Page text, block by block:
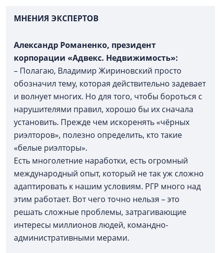
МНЕНИЯ ЭКСПЕРТОВ
Александр Романенко, президент
корпорации «Адвекс. Недвижимость»:
– Полагаю, Владимир Жириновский просто
обозначил тему, которая действительно задевает
и волнует многих. Но для того, чтобы бороться с
нарушителями правил, хорошо бы их сначала
установить. Прежде чем искоренять «чёрных
риэлторов», полезно определить, кто такие
«белые риэлторы».
Есть многолетние наработки, есть огромный
международный опыт, который не так уж сложно
адаптировать к нашим условиям. РГР много над
этим работает. Вот чего точно нельзя – это
решать сложные проблемы, затрагивающие
интересы миллионов людей, командно-
административными мерами.